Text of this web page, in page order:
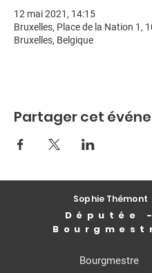
12 mai 2021, 14:15
Bruxelles, Place de la Nation 1,
Bruxelles, Belgique
Partager cet
Sophie Thémont
Députée -
Bourgmestre